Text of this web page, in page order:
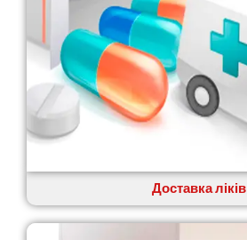
Корсунь-Шевченківський
Костопіль
Ковель
Козин
Красноград
Кременчук
Кременець
Кривий Ріг
Кропивницький
Крихівці
Доставка ліків